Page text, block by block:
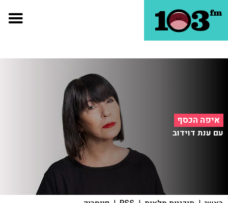
איפה הכסף
עם ענת דוידוב